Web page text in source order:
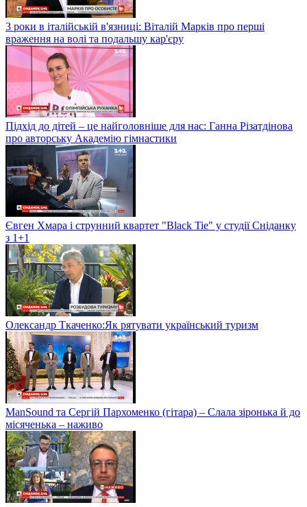
3 роки в італійській в'язниці: Віталій Марків про перші
враження на волі та подальшу кар'єру
Підхід до дітей – це найголовніше для нас: Ганна Різатдінова
про авторську Академію гімнастики
Євген Хмара і струнний квартет "Black Tie" у студії Сніданку
з 1+1
Олександр Ткаченко:Як рятувати український туризм
ManSound та Сергій Пархоменко (гітара) – Слала зіронька й до
місяченька – наживо